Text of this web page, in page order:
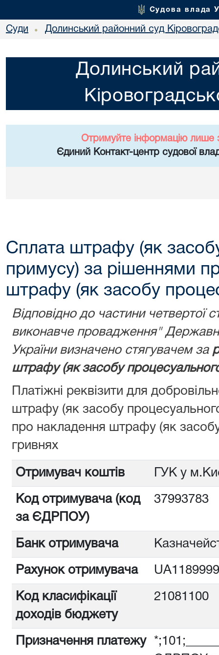
Судова влада
Суди • Долинський районний суд
Долинський
Отримуйте інформацію лише
Єдиний Контакт-центр судової
Сплата штрафу (як
примусу) за рішеннями
штрафу (як засобу
Відповідно до частини четвертої
виконавче провадження"
України визначено стягувачем за
штрафу (як засобу
Платіжні реквізити для
штрафу (як засобу
про накладення штрафу (як
гривнях
Отримувач коштів ГУК у
Код отримувача (код
за ЄДРПОУ)
Банк отримувача
Рахунок отримувача
Код класифікації
доходів бюджету
21081100
Призначення платежу